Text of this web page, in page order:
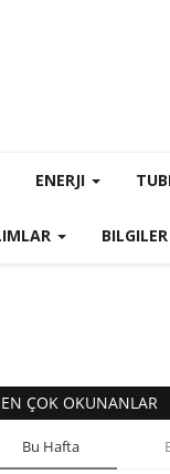
ENERJI
BILGILER
EN ÇOK OKUNANLAR
Bu Hafta